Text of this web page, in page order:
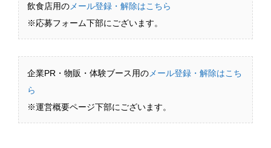
飲食店用の メール登録・解除はこちら
※応募フォーム下部にございます。
企業PR・物販・体験ブース用の メール登録・解除はこち
ら
※運営概要ページ下部にございます。